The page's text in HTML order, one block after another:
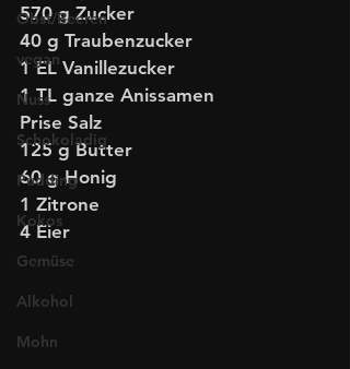
Obst/Beeren
vegan
Nuss
Schokoladig
Pudding
Kokos
Gemüse
Alkohol
Mohn
570 g Zucker
40 g Traubenzucker
1 EL Vanillezucker
1 TL ganze Anissamen
Prise Salz
125 g Butter
60 g Honig
1 Zitrone
4 Eier